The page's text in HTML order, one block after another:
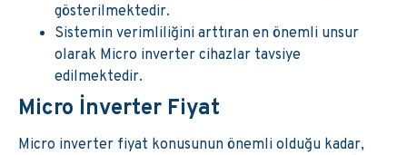
gösterilmektedir.
Sistemin verimliliğini arttıran en önemli unsur
olarak Micro inverter cihazlar tavsiye
edilmektedir.
Micro İnverter Fiyat
Micro inverter fiyat konusunun önemli olduğu kadar,